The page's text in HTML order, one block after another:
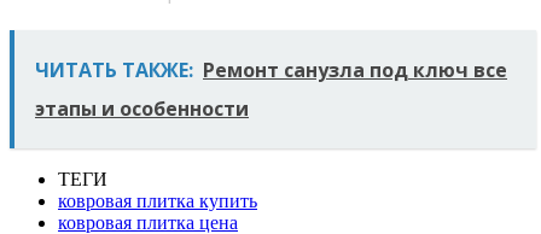
ЧИТАТЬ ТАКЖЕ: Ремонт санузла под ключ все
этапы и особенности
ТЕГИ
ковровая плитка купить
ковровая плитка цена